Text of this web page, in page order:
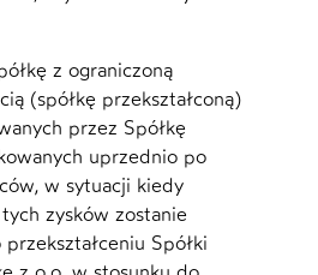
z ograniczoną
(spółkę przekształconą)
przez Spółkę
uprzednio po
w sytuacji kiedy
zysków zostanie
Spółki